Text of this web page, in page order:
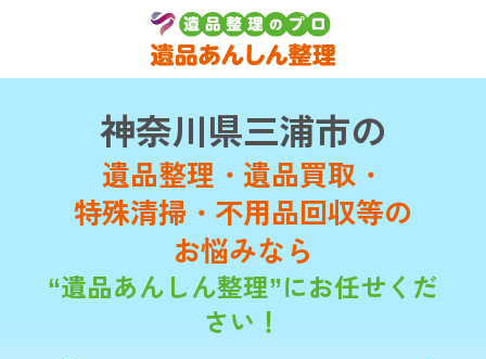
神奈川県三浦市の
遺品整理・遺品買取・
特殊清掃・不用品回収等の
お悩みなら
“遺品あんしん整理”にお任せくだ
さい！